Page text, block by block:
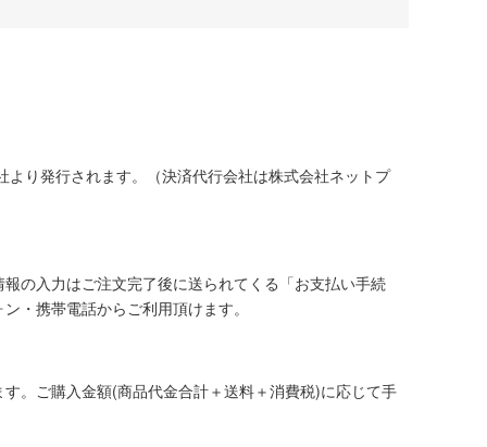
り発行されます。（決済代行会社は株式会社ネットプ
の入力はご注文完了後に送られてくる「お支払い手続
・携帯電話からご利用頂けます。
。ご購入金額(商品代金合計＋送料＋消費税)に応じて手